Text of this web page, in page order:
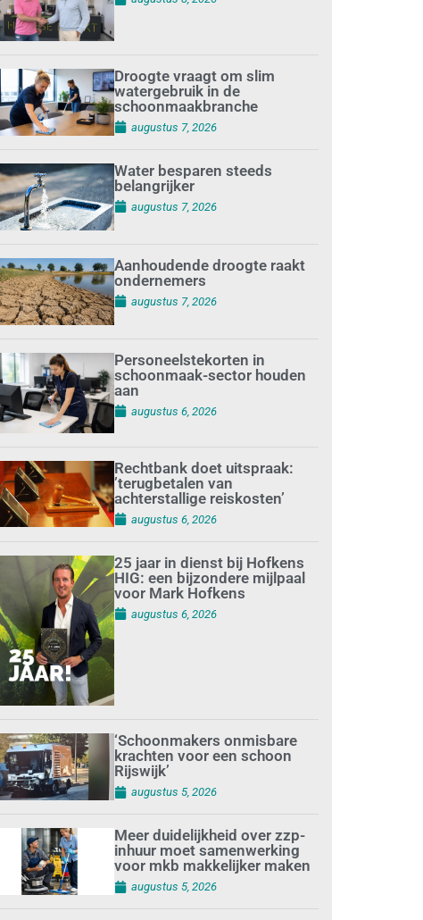
Droogte vraagt om slim
watergebruik in de
schoonmaakbranche
augustus 7, 2026
Water besparen steeds
belangrijker
augustus 7, 2026
Aanhoudende droogte raakt
ondernemers
augustus 7, 2026
Personeelstekorten in
schoonmaak-sector houden
aan
augustus 6, 2026
Rechtbank doet uitspraak:
’terugbetalen van
achterstallige reiskosten’
augustus 6, 2026
25 jaar in dienst bij Hofkens
HIG: een bijzondere mijlpaal
voor Mark Hofkens
augustus 6, 2026
‘Schoonmakers onmisbare
krachten voor een schoon
Rijswijk’
augustus 5, 2026
Meer duidelijkheid over zzp-
inhuur moet samenwerking
voor mkb makkelijker maken
augustus 5, 2026